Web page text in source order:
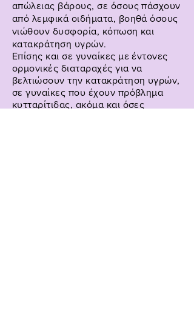
απώλειας βάρους, σε όσους πάσχουν
από λεμφικά οιδήματα, βοηθά όσους
νιώθουν δυσφορία, κόπωση και
κατακράτηση υγρών.
Επίσης και σε γυναίκες με έντονες
ορμονικές διαταραχές για να
βελτιώσουν την κατακράτηση υγρών,
σε γυναίκες που έχουν πρόβλημα
κυτταρίτιδας, ακόμα και όσες